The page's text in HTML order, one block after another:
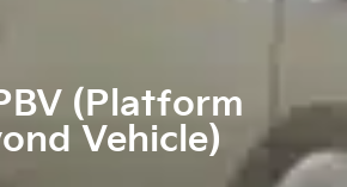
(Platform
Vehicle)